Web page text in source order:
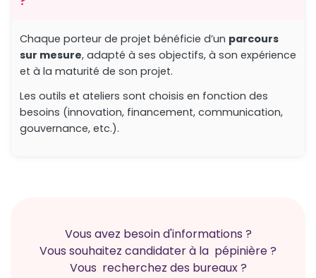
Chaque porteur de projet bénéficie d’un parcours
sur mesure, adapté à ses objectifs, à son expérience
et à la maturité de son projet.
Les outils et ateliers sont choisis en fonction des
besoins (innovation, financement, communication,
gouvernance, etc.).
Vous avez besoin d'informations ?
Vous souhaitez candidater à la pépinière ?
Vous recherchez des bureaux ?